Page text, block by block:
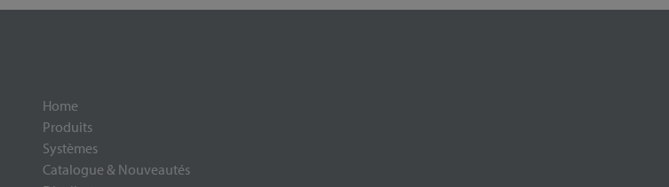
Home
Produits
Systèmes
Catalogue & Nouveautés